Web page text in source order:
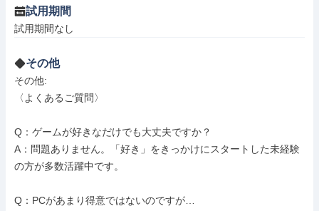
試用期間
試用期間なし
その他
その他:
〈よくあるご質問〉
Q：ゲームが好きなだけでも大丈夫ですか？
A：問題ありません。「好き」をきっかけにスタートした未経験
の方が多数活躍中です。
Q：PCがあまり得意ではないのですが…